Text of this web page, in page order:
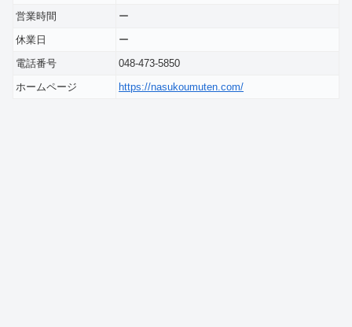
営業時間
ー
休業日
ー
電話番号
048-473-5850
ホームページ
https://nasukoumuten.com/